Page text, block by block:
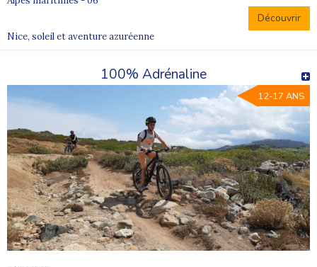
Découvrir
Nice, soleil et aventure azuréenne
100% Adrénaline
12-17 ANS